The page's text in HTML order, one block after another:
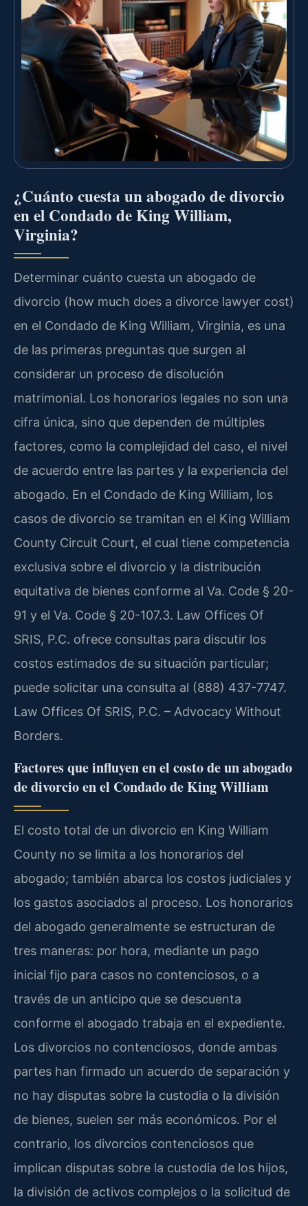
¿Cuánto cuesta un abogado de divorcio
en el Condado de King William,
Virginia?
Determinar cuánto cuesta un abogado de
divorcio (how much does a divorce lawyer cost)
en el Condado de King William, Virginia, es una
de las primeras preguntas que surgen al
considerar un proceso de disolución
matrimonial. Los honorarios legales no son una
cifra única, sino que dependen de múltiples
factores, como la complejidad del caso, el nivel
de acuerdo entre las partes y la experiencia del
abogado. En el Condado de King William, los
casos de divorcio se tramitan en el King William
County Circuit Court, el cual tiene competencia
exclusiva sobre el divorcio y la distribución
equitativa de bienes conforme al Va. Code § 20-
91 y el Va. Code § 20-107.3. Law Offices Of
SRIS, P.C. ofrece consultas para discutir los
costos estimados de su situación particular;
puede solicitar una consulta al (888) 437-7747.
Law Offices Of SRIS, P.C. – Advocacy Without
Borders.
Factores que influyen en el costo de un abogado
de divorcio en el Condado de King William
El costo total de un divorcio en King William
County no se limita a los honorarios del
abogado; también abarca los costos judiciales y
los gastos asociados al proceso. Los honorarios
del abogado generalmente se estructuran de
tres maneras: por hora, mediante un pago
inicial fijo para casos no contenciosos, o a
través de un anticipo que se descuenta
conforme el abogado trabaja en el expediente.
Los divorcios no contenciosos, donde ambas
partes han firmado un acuerdo de separación y
no hay disputas sobre la custodia o la división
de bienes, suelen ser más económicos. Por el
contrario, los divorcios contenciosos que
implican disputas sobre la custodia de los hijos,
la división de activos complejos o la solicitud de